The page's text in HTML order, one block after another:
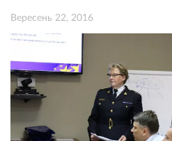
Вересень 22, 2016